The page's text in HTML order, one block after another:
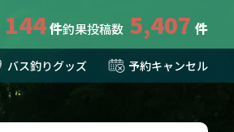
144 釣果投稿数 5,407
バス釣りグッズ 予約キャンセル